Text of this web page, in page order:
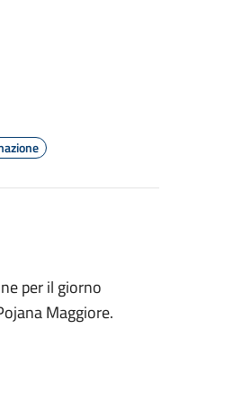
per il giorno
Maggiore.